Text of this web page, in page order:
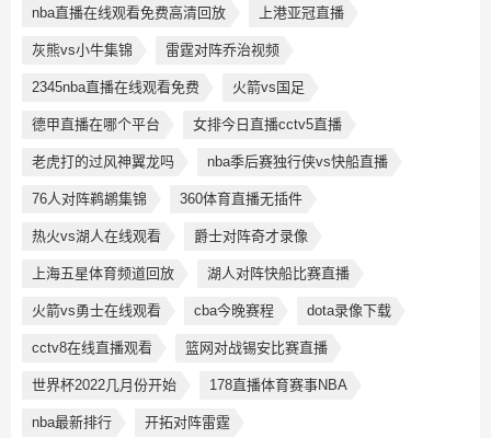
nba直播在线观看免费高清回放 上港亚冠直播
灰熊vs小牛集锦 雷霆对阵乔治视频
2345nba直播在线观看免费 火箭vs国足
德甲直播在哪个平台 女排今日直播cctv5直播
老虎打的过风神翼龙吗 nba季后赛独行侠vs快船直播
76人对阵鹈鹕集锦 360体育直播无插件
热火vs湖人在线观看 爵士对阵奇才录像
上海五星体育频道回放 湖人对阵快船比赛直播
火箭vs勇士在线观看 cba今晚赛程 dota录像下载
cctv8在线直播观看 篮网对战锡安比赛直播
世界杯2022几月份开始 178直播体育赛事NBA
nba最新排行 开拓对阵雷霆